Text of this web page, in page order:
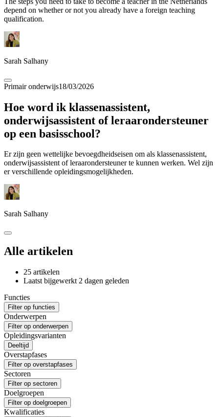
depend on whether or not you already have a foreign teaching
qualification.
Sarah Salhany
Primair onderwijs18/03/2026
Hoe word ik klassenassistent,
onderwijsassistent of leraarondersteuner
op een basisschool?
Er zijn geen wettelijke bevoegdheidseisen om als klassenassistent,
onderwijsassistent of leraarondersteuner te kunnen werken. Wel zijn
er verschillende opleidingsmogelijkheden.
Sarah Salhany
Alle artikelen
25 artikelen
Laatst bijgewerkt 2 dagen geleden
Functies
Filter op functies
Onderwerpen
Filter op onderwerpen
Opleidingsvarianten
Deeltijd
Overstapfases
Filter op overstapfases
Sectoren
Filter op sectoren
Doelgroepen
Filter op doelgroepen
Kwalificaties